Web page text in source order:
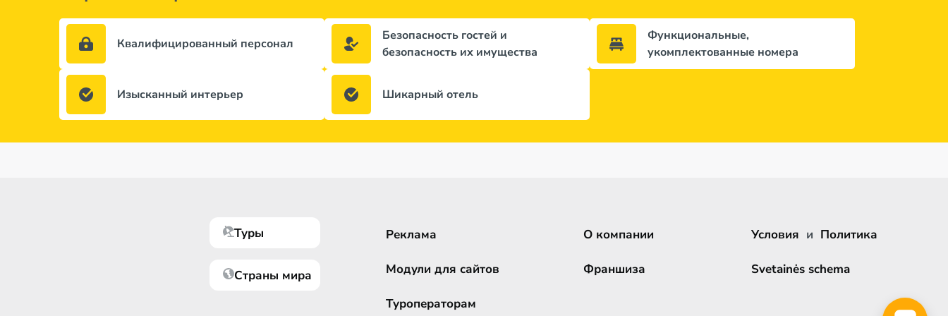
Квалифицированный персонал
Безопасность гостей и
безопасность их имущества
Функциональные,
укомплектованные номера
Изысканный интерьер Шикарный отель
Туры
Страны мира
Реклама
Модули для сайтов
Туроператорам
О компании
Франшиза
Условия и Политика
Svetainės schema